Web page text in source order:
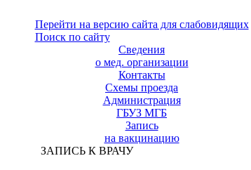
Перейти на версию сайта для слабовидящих
Поиск по сайту
Сведения
о мед. организации
Контакты
Схемы проезда
Администрация
ГБУЗ МГБ
Запись
на вакцинацию
ЗАПИСЬ К ВРАЧУ